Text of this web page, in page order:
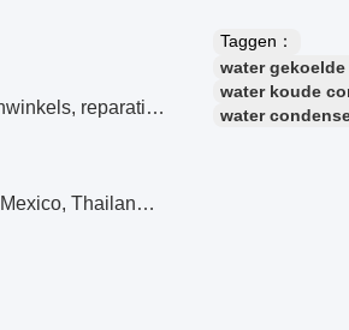
Hotels, bouwmaterialenwinkels, reparatieshops voor machines, fabrieken, fabrieken voor voedsel en dranken, boerderijen, restaurants, huishoudens, detailhandel, bouwbedrijven, winkels voor voedsel en dranken
Vietnam, de Filipijnen, Mexico, Thailand, Kazachstan, Nigeria, Oezbekistan, Tadzjikistan
Taggen：
water
water koude
water